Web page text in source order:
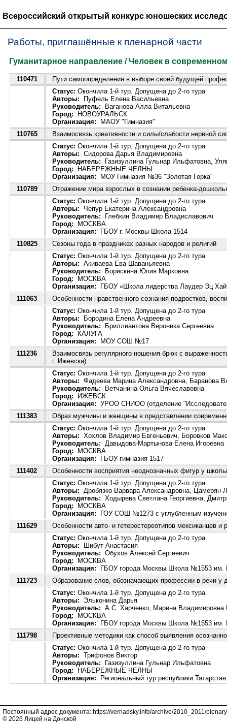
Всероссийский открытый конкурс юношеских
Работы, приглашённые к пленарной части
Гуманитарное направление / Человек в
110471
Пути самоопределения в выборе своей будущей
Статус: Окончила 1-й тур. Допущена до 2-го тура
Авторы: Пуфель Елена Васильевна
Руководитель: Ваганова Алла Витальевна
Город: НОВОУРАЛЬСК
Организация: МАОУ "Гимназия"
110765
Взаимосвязь креативности и силы/слабости нервной
Статус: Окончила 1-й тур. Допущена до 2-го тура
Авторы: Сидорова Дарья Владимировна
Руководитель: Газизуллина Гульнар Ильфатовна,
Город: НАБЕРЕЖНЫЕ ЧЕЛНЫ
Организация: МОУ Гимназия №36 "Золотая Горка"
110789
Отражение мира взрослых в сознании ребенка-
Статус: Окончила 1-й тур. Допущена до 2-го тура
Авторы: Чепур Екатерина Александровна
Руководитель: Глебкин Владимир Владиславович
Город: МОСКВА
Организация: ГБОУ г. Москвы Школа 1514
110825
Сезоны года в праздниках разных народов и религий
Статус: Окончила 1-й тур. Допущена до 2-го тура
Авторы: Акиваева Ева Шаваньяевна
Руководитель: Борискина Юлия Марковна
Город: МОСКВА
Организация: ГБОУ «Школа лидерства Лаудер Эц
111063
Особенности нравственного сознания подростков,
Статус: Окончила 1-й тур. Допущена до 2-го тура
Авторы: Бородина Елена Андреевна
Руководитель: Бриллиантова Вероника Сергеевна
Город: КАЛУГА
Организация: МОУ СОШ №17
111236
Взаимосвязь регулярного ношения брюк с
г. Ижевска)
Статус: Окончила 1-й тур. Допущена до 2-го тура
Авторы: Фадеева Марина Александровна, Баранова
Руководитель: Ветчанина Ольга Вячеславовна
Город: ИЖЕВСК
Организация: УРОО СНИОО (отделение
111383
Образ мужчины и женщины в представлении
Статус: Окончила 1-й тур. Допущена до 2-го тура
Авторы: Хохлов Владимир Евгеньевич, Боровков
Руководитель: Давыдова-Мартынова Елена Игоревна
Город: МОСКВА
Организация: ГБОУ гимназия 1517
111402
Особенности восприятия неоднозначных фигур у
Статус: Окончила 1-й тур. Допущена до 2-го тура
Авторы: Дробязко Варвара Александровна, Цамерян
Руководитель: Ходырева Светлана Георгиевна,
Город: МОСКВА
Организация: ГОУ СОШ №1273 с углубленным
111629
Особенности авто- и гетеростереотипов мексиканцев и
Статус: Окончила 1-й тур. Допущена до 2-го тура
Авторы: Шибут Анастасия
Руководитель: Обухов Алексей Сергеевич
Город: МОСКВА
Организация: ГБОУ города Москвы Школа №1553 им.
111723
Образование слов, обозначающих профессии в речи у
Статус: Окончила 1-й тур. Допущена до 2-го тура
Авторы: Эльконина Дарья
Руководитель: А.С. Харченко, Марина Владимировна
Город: МОСКВА
Организация: ГБОУ города Москвы Школа №1553 им.
111798
Проективные методики как способ выявления
Статус: Окончила 1-й тур. Допущена до 2-го тура
Авторы: Трифонов Виктор
Руководитель: Газизуллина Гульнар Ильфатовна
Город: НАБЕРЕЖНЫЕ ЧЕЛНЫ
Организация: Региональный тур республики Татарстан
Постоянный адрес документа: https://vernadsky.info/archive/2010_2011/
© 2026 Лицей на Донской